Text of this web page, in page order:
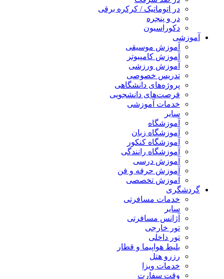
در اتوماتیک / کرکره برقی
در و پنجره
دکوراسیون
آموزشی
آموزش موسیقی
آموزش کامپیوتر
آموزش ورزشی
تدریس خصوصی
پروژه‌های دانشگاهی
فرصت‌های دانشجویی
خدمات آموزشی
سایر
آموزشگاه
آموزشگاه زبان
آموزشگاه کنکور
آموزشگاه رانندگی
آموزش درسی
آموزش حرفه و فن
آموزش تخصصی
گردشگری
خدمات مسافرتی
سایر
آژانس مسافرتی
تور خارجی
تور داخلی
بلیط هواپیما و قطار
رزرو هتل
خدمات ویزا
وقت سفارت